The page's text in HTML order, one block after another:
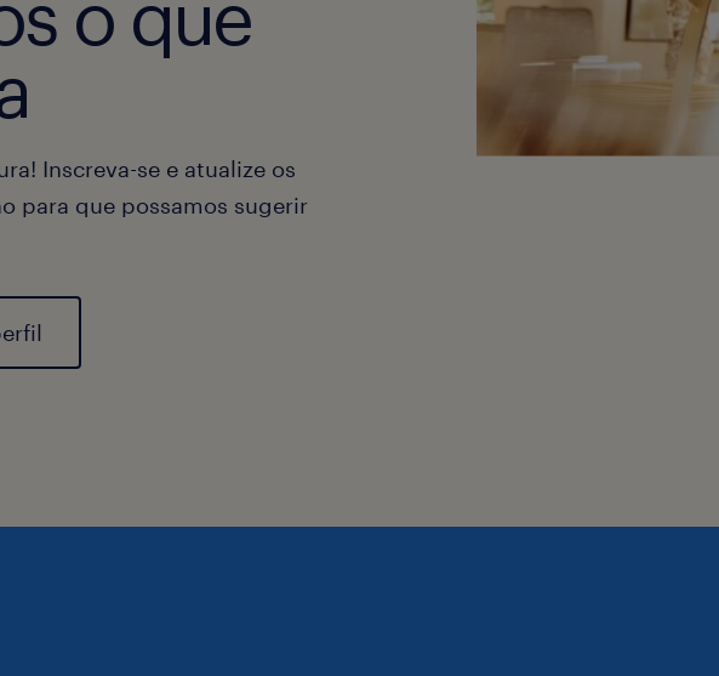
Inscreva-se e atualize os
para que possamos sugerir